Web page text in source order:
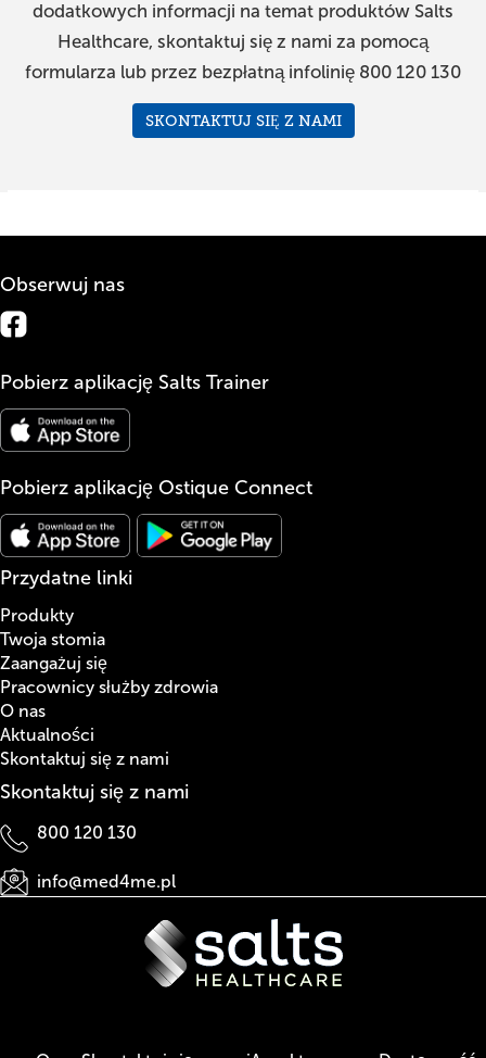
dodatkowych informacji na temat produktów Salts
Healthcare, skontaktuj się z nami za pomocą
formularza lub przez bezpłatną infolinię 800 120 130
SKONTAKTUJ SIĘ Z NAMI
Obserwuj nas
Pobierz aplikację Salts Trainer
Pobierz aplikację Ostique Connect
Przydatne linki
Produkty
Twoja stomia
Zaangażuj się
Pracownicy służby zdrowia
O nas
Aktualności
Skontaktuj się z nami
Skontaktuj się z nami
800 120 130
info@med4me.pl